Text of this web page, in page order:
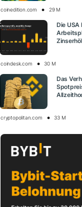
coinedition.com 29 M
Die
coindesk.com 30 M
Das
cryptopolitan.com 33 M